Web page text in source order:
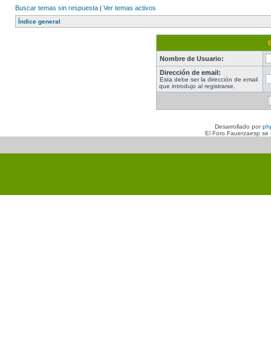
Buscar temas sin respuesta | Ver temas activos
Índice general
Nombre de Usuario:
Dirección de email:
Esta debe ser la dirección de email
que introdujo al registrarse.
Desarrollado por
El Foro Fauerzaesp